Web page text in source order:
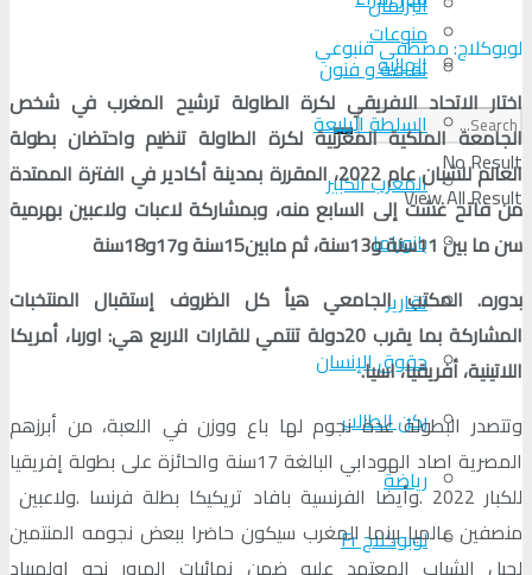
منوعات
ثقافة و فنون
No Result
View All Result
الجالية
السلطة الرابعة
المغرب الكبير
بانوراما
تقارير
حقوق الإنسان
ركن الطالب
رياضة
لوبوكلاج Fr
لوبوكلاج: مصطفى قنبوعي
اختار الاتحاد الافريقي لكرة الطاولة ترشيح المغرب في شخص
الجامعة الملكية المغربية لكرة الطاولة تنظيم واحتضان بطولة
العالم للشبان عام 2022، المقررة بمدينة أكادير في الفترة الممتدة
من فاتح غشت إلى السابع منه، وبمشاركة لاعبات ولاعبين بهرمية
سن ما بين 11سنة و13سنة، ثم مابين15سنة و17و18سنة
بدوره. المكتب الجامعي هيأ كل الظروف إستقبال المنتخبات
المشاركة بما يقرب 20دولة تنتمي للقارات الاربع هي: اوربا، أمريكا
اللاتينية، أفريقيا، اسيا.
وتتصدر البطولة عدة نجوم لها باع ووزن في اللعبة، من أبرزهم
المصرية اصاد الهودابي البالغة 17سنة والحائزة على بطولة إفريقيا
للكبار 2022 .وأيضا الفرنسية بافاد تريكيكا بطلة فرنسا .ولاعبين
منصفين عالميا بينما المغرب سيكون حاضرا ببعض نجومه المنتمين
لجيل الشباب المعتمد عليه ضمن نهائيات المرور نحو اولمبياد